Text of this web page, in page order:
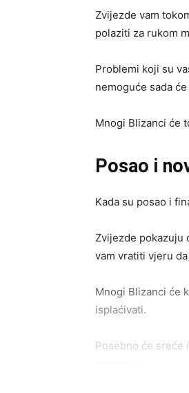
Zvijezde vam
polaziti za rukom
Problemi koji su
nemoguće sada
Mnogi Blizanci će
Posao i
Kada su posao i
Zvijezde pokazuju
vam vratiti vjeru
Mnogi Blizanci će
isplaćivati.
Posebno će sreće